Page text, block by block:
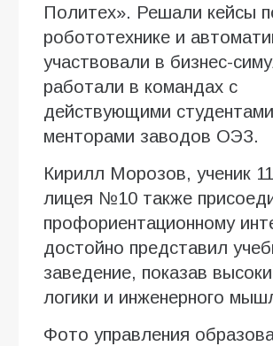
Политех». Решали кейсы
робототехнике и
участвовали в бизнес-
работали в командах с
действующими
менторами заводов ОЭЗ.
Кирилл Морозов, ученик
лицея №10 также
профориентационному
достойно представил
заведение, показав
логики и инженерного
Фото управления